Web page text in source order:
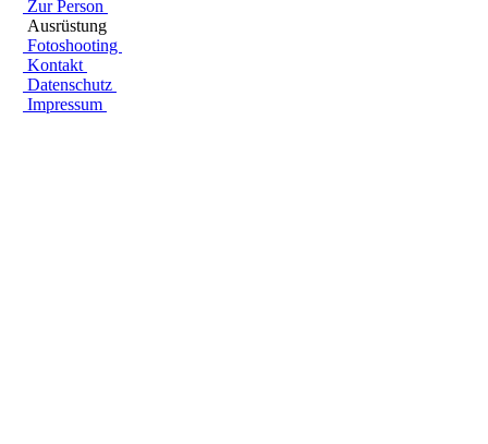
Zur Person
Ausrüstung
Fotoshooting
Kontakt
Datenschutz
Impressum